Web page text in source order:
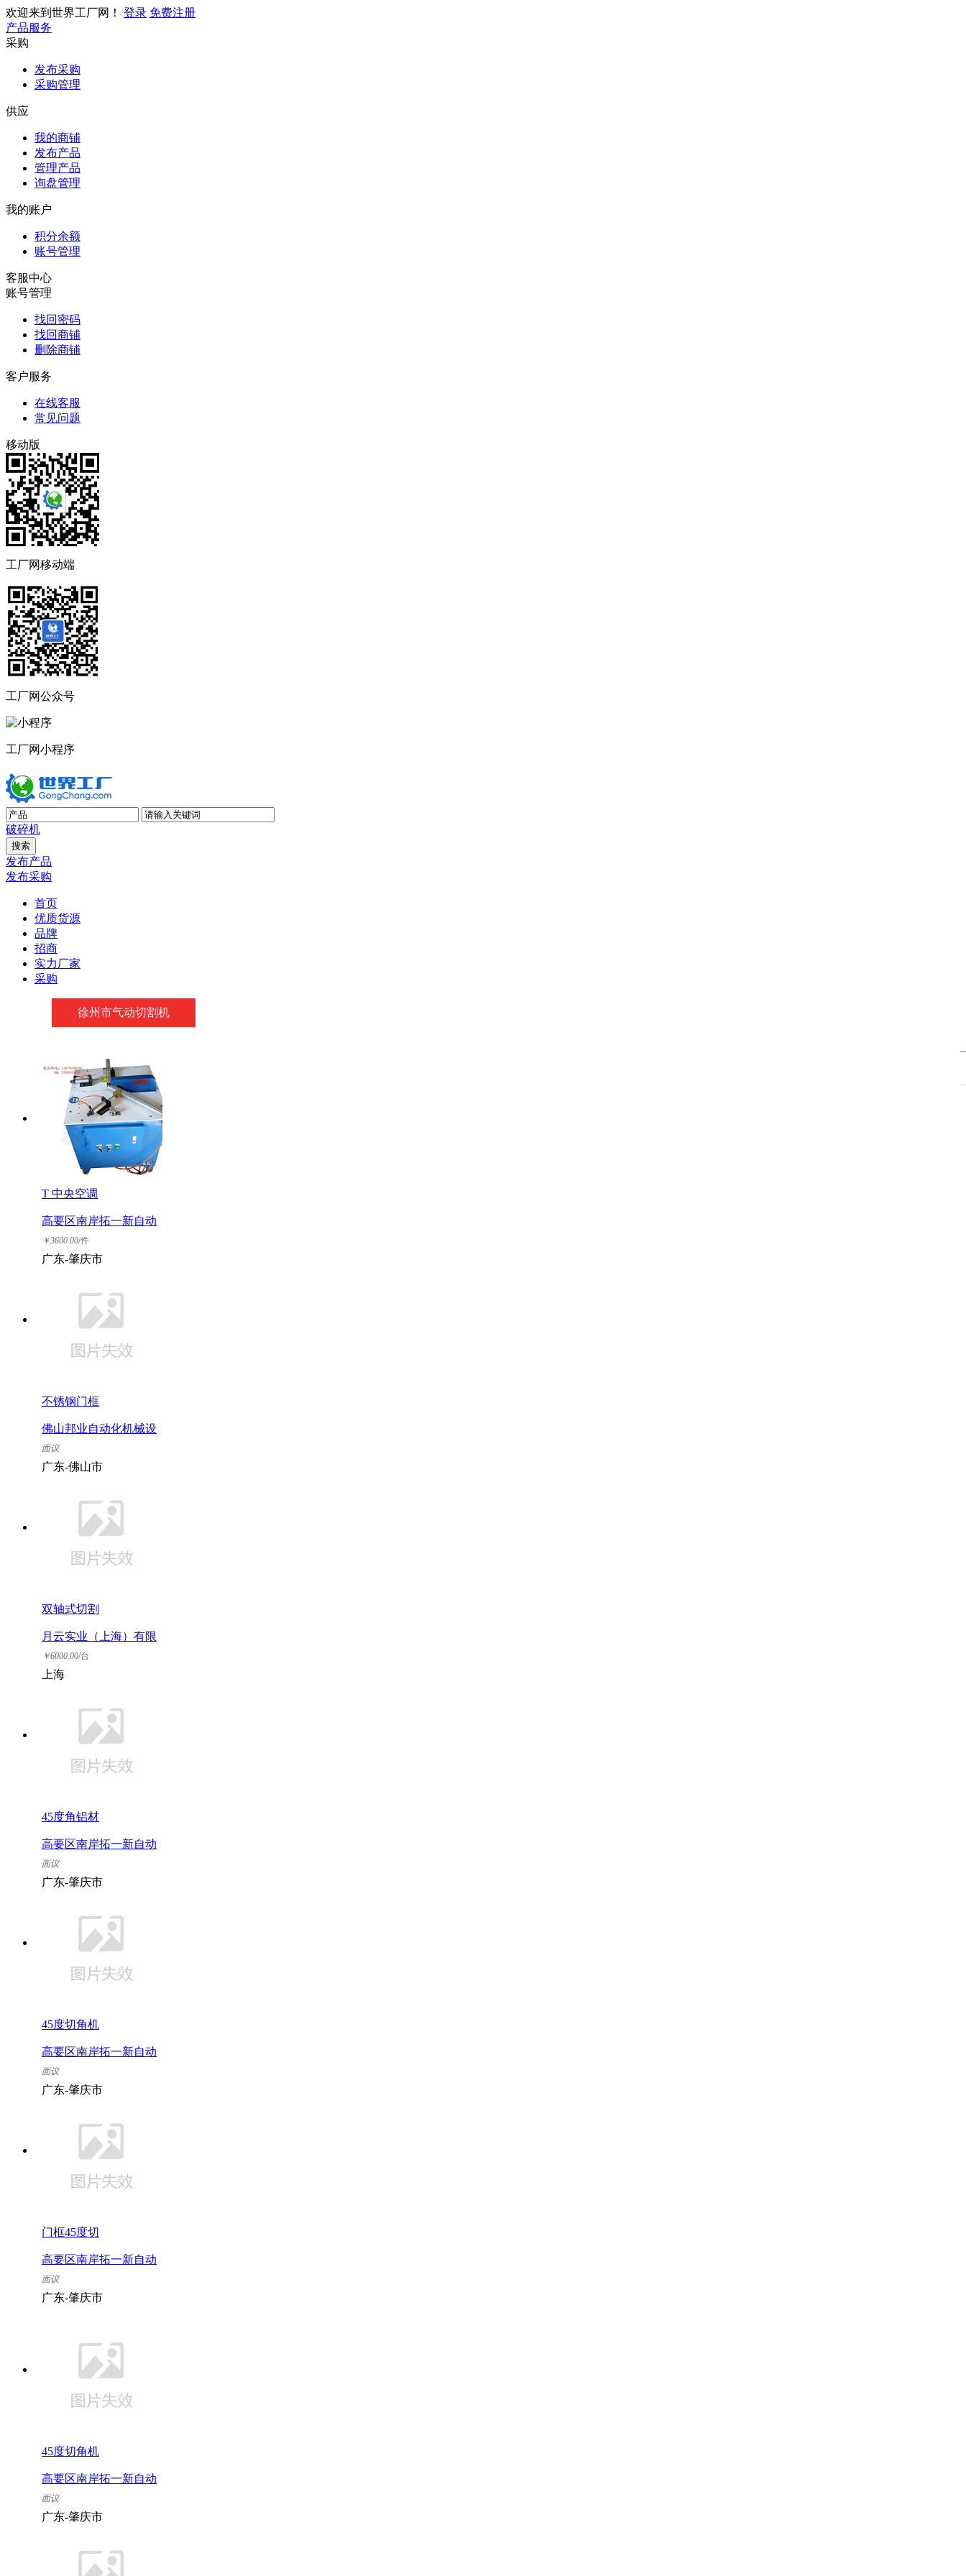
欢迎来到世界工厂网！ 登录 免费注册
产品服务
采购
发布采购
采购管理
供应
我的商铺
发布产品
管理产品
询盘管理
我的账户
积分余额
账号管理
客服中心
账号管理
找回密码
找回商铺
删除商铺
客户服务
在线客服
常见问题
移动版
工厂网移动端
工厂网公众号
工厂网小程序
破碎机
发布产品
发布采购
首页
优质货源
品牌
招商
实力厂家
采购
徐州市气动切割机
T 中央空调
高要区南岸拓一新自动
化设备工程部
￥3600.00/件
广东-肇庆市
不锈钢门框
佛山邦业自动化机械设
备有限公司
面议
广东-佛山市
双轴式切割
月云实业（上海）有限
公司
￥6000.00/台
上海
45度角铝材
高要区南岸拓一新自动
化设备工程部
面议
广东-肇庆市
45度切角机
高要区南岸拓一新自动
化设备工程部
面议
广东-肇庆市
门框45度切
高要区南岸拓一新自动
化设备工程部
面议
广东-肇庆市
45度切角机
高要区南岸拓一新自动
化设备工程部
面议
广东-肇庆市